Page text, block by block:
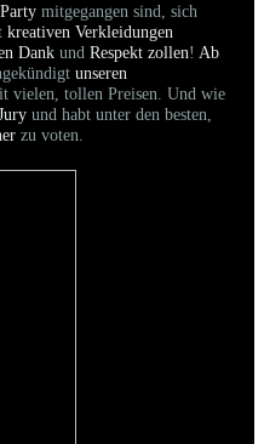
mitgegangen sind, sich
kreativen Verkleidungen
Dank und Respekt zollen! Ab
unseren
vielen, tollen Preisen. Und wie
und habt unter den besten,
zu voten.